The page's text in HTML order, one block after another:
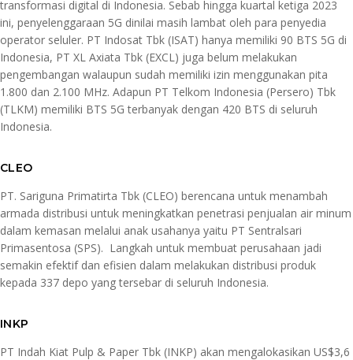
transformasi digital di Indonesia. Sebab hingga kuartal ketiga 2023
ini, penyelenggaraan 5G dinilai masih lambat oleh para penyedia
operator seluler. PT Indosat Tbk (ISAT) hanya memiliki 90 BTS 5G di
Indonesia, PT XL Axiata Tbk (EXCL) juga belum melakukan
pengembangan walaupun sudah memiliki izin menggunakan pita
1.800 dan 2.100 MHz. Adapun PT Telkom Indonesia (Persero) Tbk
(TLKM) memiliki BTS 5G terbanyak dengan 420 BTS di seluruh
Indonesia.
CLEO
PT. Sariguna Primatirta Tbk (CLEO) berencana untuk menambah
armada distribusi untuk meningkatkan penetrasi penjualan air minum
dalam kemasan melalui anak usahanya yaitu PT Sentralsari
Primasentosa (SPS). Langkah untuk membuat perusahaan jadi
semakin efektif dan efisien dalam melakukan distribusi produk
kepada 337 depo yang tersebar di seluruh Indonesia.
INKP
PT Indah Kiat Pulp & Paper Tbk (INKP) akan mengalokasikan US$3,6